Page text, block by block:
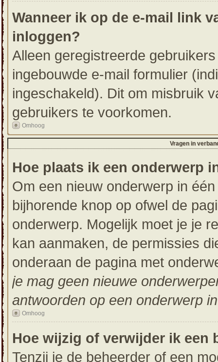
Wanneer ik op de e-mail link
inloggen?
Alleen geregistreerde
ingebouwde e-mail formulier
ingeschakeld). Dit om misbruik
gebruikers te voorkomen.
Omhoog
Vragen in
Hoe plaats ik een onderwerp
Om een nieuw onderwerp in
bijhorende knop op ofwel de
onderwerp. Mogelijk moet je je
kan aanmaken, de permissies
onderaan de pagina met
je mag geen nieuwe
antwoorden op een onderwerp
Omhoog
Hoe wijzig of verwijder ik een
Tenzij je de beheerder of een